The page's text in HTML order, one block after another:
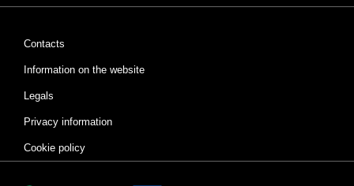
Contacts
Information on the website
Legals
Privacy information
Cookie policy